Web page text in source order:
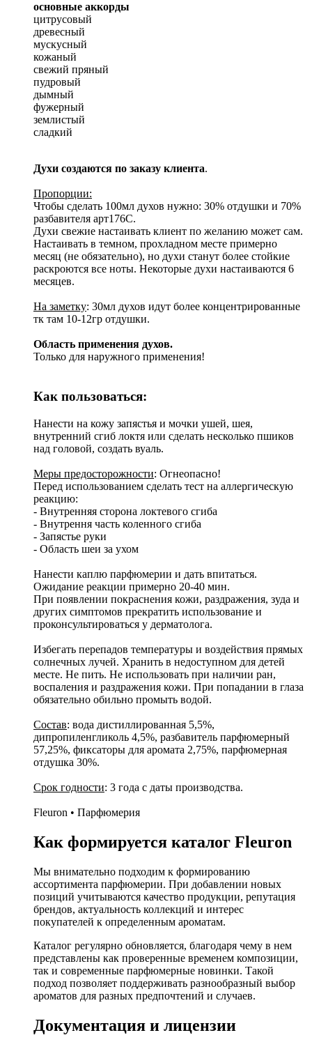
основные аккорды
цитрусовый
древесный
мускусный
кожаный
свежий пряный
пудровый
дымный
фужерный
землистый
сладкий
Духи создаются по заказу клиента.
Пропорции:
Чтобы сделать 100мл духов нужно: 30% отдушки и 70%
разбавителя арт176С.
Духи свежие настаивать клиент по желанию может сам.
Настаивать в темном, прохладном месте примерно
месяц (не обязательно), но духи станут более стойкие
раскроются все ноты. Некоторые духи настаиваются 6
месяцев.
На заметку: 30мл духов идут более концентрированные
тк там 10-12гр отдушки.
Область применения духов.
Только для наружного применения!
Как пользоваться:
Нанести на кожу запястья и мочки ушей, шея,
внутренний сгиб локтя или сделать несколько пшиков
над головой, создать вуаль.
Меры предосторожности: Огнеопасно!
Перед использованием сделать тест на аллергическую
реакцию:
- Внутренняя сторона локтевого сгиба
- Внутрення часть коленного сгиба
- Запястье руки
- Область шеи за ухом
Нанести каплю парфюмерии и дать впитаться.
Ожидание реакции примерно 20-40 мин.
При появлении покраснения кожи, раздражения, зуда и
других симптомов прекратить использование и
проконсультироваться у дерматолога.
Избегать перепадов температуры и воздействия прямых
солнечных лучей. Хранить в недоступном для детей
месте. Не пить. Не использовать при наличии ран,
воспаления и раздражения кожи. При попадании в глаза
обязательно обильно промыть водой.
Состав: вода дистиллированная 5,5%,
дипропиленгликоль 4,5%, разбавитель парфюмерный
57,25%, фиксаторы для аромата 2,75%, парфюмерная
отдушка 30%.
Срок годности: 3 года с даты производства.
Fleuron • Парфюмерия
Как формируется каталог Fleuron
Мы внимательно подходим к формированию
ассортимента парфюмерии. При добавлении новых
позиций учитываются качество продукции, репутация
брендов, актуальность коллекций и интерес
покупателей к определенным ароматам.
Каталог регулярно обновляется, благодаря чему в нем
представлены как проверенные временем композиции,
так и современные парфюмерные новинки. Такой
подход позволяет поддерживать разнообразный выбор
ароматов для разных предпочтений и случаев.
Документация и лицензии